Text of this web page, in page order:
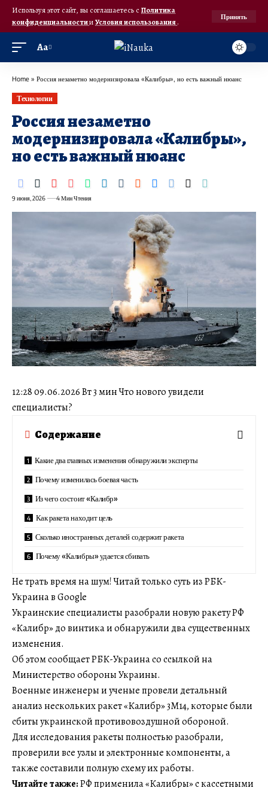
Используя этот сайт, вы соглашаетесь с Политика
конфиденциальностииУсловия использования.
Принять
Аа
Home » Россия незаметно модернизировала «Калибры», но есть важный нюанс
Технологии
Россия незаметно
модернизировала «Калибры»,
но есть важный нюанс
9 июня, 2026 4 Мин Чтения
12:28 09.06.2026 Вт 3 мин Что нового увидели
специалисты?
Содержание
Какие два главных изменения обнаружили эксперты
Почему изменилась боевая часть
Из чего состоит «Калибр»
Как ракета находит цель
Сколько иностранных деталей содержит ракета
Почему «Калибры» удается сбивать
Не трать время на шум! Читай только суть из РБК-
Украина в Google
Украинские специалисты разобрали новую ракету РФ
«Калибр» до винтика и обнаружили два существенных
изменения.
Об этом сообщает РБК-Украина со ссылкой на
Министерство обороны Украины.
Военные инженеры и ученые провели детальный
анализ нескольких ракет «Калибр» 3М14, которые были
сбиты украинской противовоздушной обороной.
Для исследования ракеты полностью разобрали,
проверили все узлы и электронные компоненты, а
также составили полную схему их работы.
Читайте также:РФ применила «Калибры» с кассетными